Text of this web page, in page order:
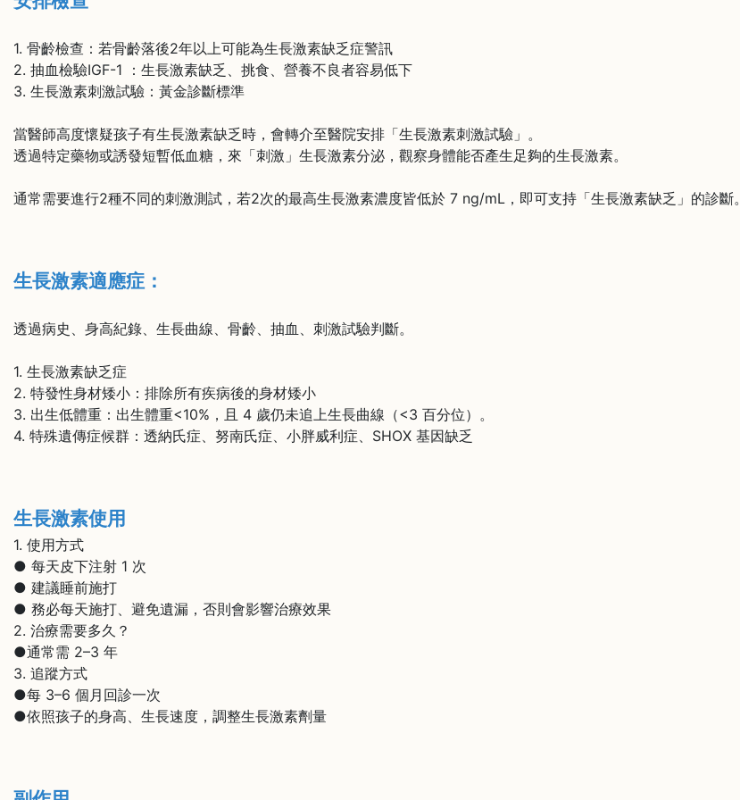
1. 骨齡檢查：若骨齡落後2年以上可能為生長激素缺乏症警訊
2. 抽血檢驗IGF-1 ：生長激素缺乏、挑食、營養不良者容易低下
3. 生長激素刺激試驗：黃金診斷標準
當醫師高度懷疑孩子有生長激素缺乏時，會轉介至醫院安排「生長激素刺激試驗」。
透過特定藥物或誘發短暫低血糖，來「刺激」生長激素分泌，觀察身體能否產生足夠的生長激素。
通常需要進行2種不同的刺激測試，若2次的最高生長激素濃度皆低於 7 ng/mL，即可支持「生長激素缺乏」的診斷。
生長激素適應症：
透過病史、身高紀錄、生長曲線、骨齡、抽血、刺激試驗判斷。
1. 生長激素缺乏症
2. 特發性身材矮小：排除所有疾病後的身材矮小
3. 出生低體重：出生體重<10%，且 4 歲仍未追上生長曲線（<3 百分位）。
4. 特殊遺傳症候群：透納氏症、努南氏症、小胖威利症、SHOX 基因缺乏
生長激素使用
1. 使用方式
● 每天皮下注射 1 次
● 建議睡前施打
● 務必每天施打、避免遺漏，否則會影響治療效果
2. 治療需要多久？
●通常需 2–3 年
3. 追蹤方式
●每 3–6 個月回診一次
●依照孩子的身高、生長速度，調整生長激素劑量